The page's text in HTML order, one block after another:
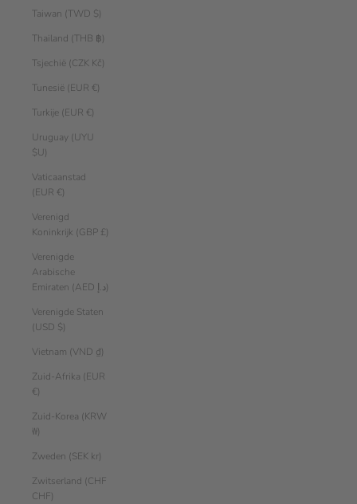
Taiwan (TWD $)
Thailand (THB ฿)
Tsjechië (CZK Kč)
Tunesië (EUR €)
Turkije (EUR €)
Uruguay (UYU
$U)
Vaticaanstad
(EUR €)
Verenigd
Koninkrijk (GBP £)
Verenigde
Arabische
Emiraten (AED د.إ)
Verenigde Staten
(USD $)
Vietnam (VND ₫)
Zuid-Afrika (EUR
€)
Zuid-Korea (KRW
₩)
Zweden (SEK kr)
Zwitserland (CHF
CHF)